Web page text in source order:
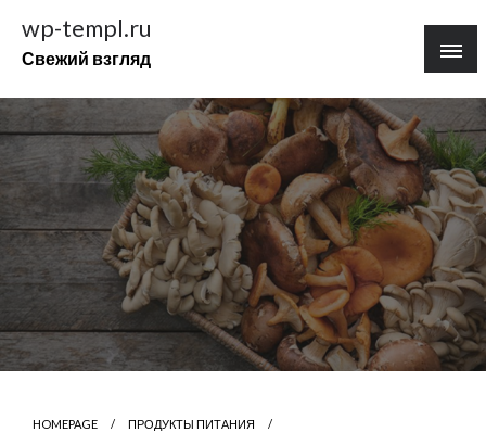
содержимому
wp-templ.ru
Свежий взгляд
HOMEPAGE
ПРОДУКТЫ ПИТАНИЯ